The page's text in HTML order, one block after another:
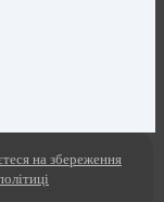
на збереження